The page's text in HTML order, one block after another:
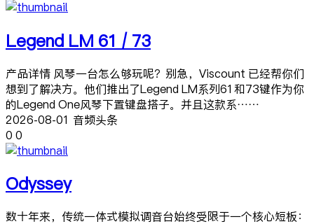
Legend LM 61 / 73
产品详情 风琴一台怎么够玩呢？别急，Viscount 已经帮你们
想到了解决方。他们推出了Legend LM系列61和73键作为你
的Legend One风琴下置键盘搭子。并且这款系……
2026-08-01 音频头条
0 0
Odyssey
数十年来，传统一体式模拟调音台始终受限于一个核心短板：